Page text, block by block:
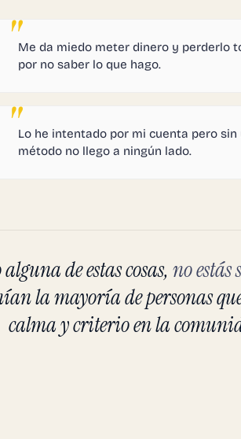
Me da miedo meter dinero y perderlo
por no saber lo que hago.
Lo he intentado por mi cuenta pero sin
método no llego a ningún lado.
de estas cosas, no estás
la mayoría de personas
calma y criterio en la